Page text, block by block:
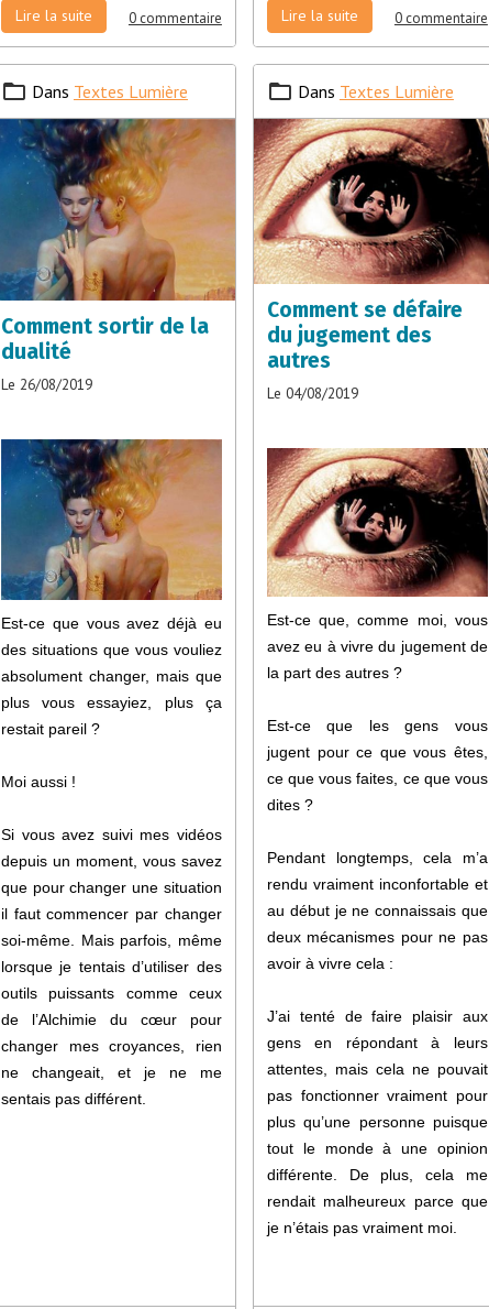
Lire la suite 0 commentaire Lire la suite 0 commentaire
Dans Textes Lumière
Comment sortir de la
dualité
Le 26/08/2019
Est-ce que vous avez déjà eu
des situations que vous vouliez
absolument changer, mais que
plus vous essayiez, plus ça
restait pareil ?
Moi aussi !
Si vous avez suivi mes vidéos
depuis un moment, vous savez
que pour changer une situation
il faut commencer par changer
soi-même. Mais parfois, même
lorsque je tentais d’utiliser des
outils puissants comme ceux
de l’Alchimie du cœur pour
changer mes croyances, rien
ne changeait, et je ne me
sentais pas différent.
Dans Textes Lumière
Comment se défaire
du jugement des
autres
Le 04/08/2019
Est-ce que, comme moi, vous
avez eu à vivre du jugement de
la part des autres ?
Est-ce que les gens vous
jugent pour ce que vous êtes,
ce que vous faites, ce que vous
dites ?
Pendant longtemps, cela m’a
rendu vraiment inconfortable et
au début je ne connaissais que
deux mécanismes pour ne pas
avoir à vivre cela :
J’ai tenté de faire plaisir aux
gens en répondant à leurs
attentes, mais cela ne pouvait
pas fonctionner vraiment pour
plus qu’une personne puisque
tout le monde à une opinion
différente. De plus, cela me
rendait malheureux parce que
je n’étais pas vraiment moi.